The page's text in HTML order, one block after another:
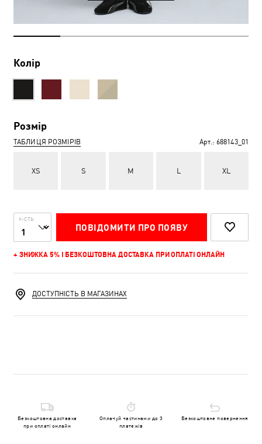
Колір
Розмір
ТАБЛИЦЯ РОЗМІРІВ Арт.: 688143_01
XS S M L XL
К-СТЬ
ПОВІДОМИТИ ПРО ПОЯВУ
+ ЗНИЖКА 5% І БЕЗКОШТОВНА ДОСТАВКА ПРИ ОПЛАТІ ОНЛАЙН
ДОСТУПНІСТЬ В МАГАЗИНАХ
Безкоштовна доставка
при оплаті онлайн
Оплачуй частинами до 3
платежів
Безкоштовне повернення